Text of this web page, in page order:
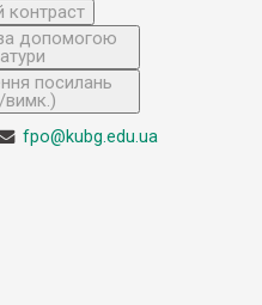
контраст
за допомогою
посилань
вимк.)
fpo@kubg.edu.ua